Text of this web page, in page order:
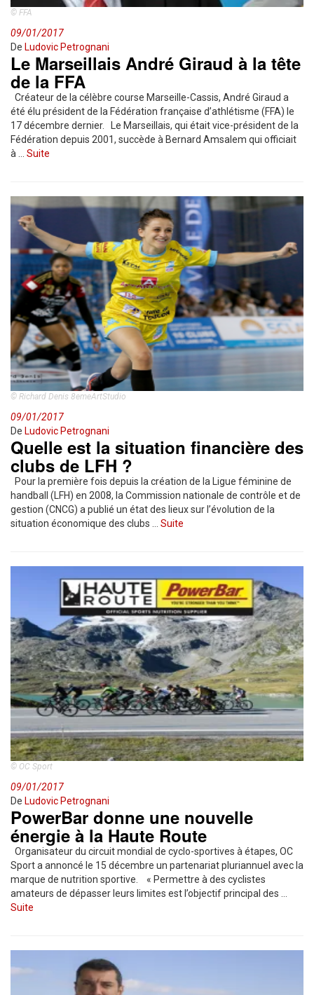
© FFA
09/01/2017
De Ludovic Petrognani
Le Marseillais André Giraud à la tête
de la FFA
Créateur de la célèbre course Marseille-Cassis, André Giraud a
été élu président de la Fédération française d’athlétisme (FFA) le
17 décembre dernier. Le Marseillais, qui était vice-président de la
Fédération depuis 2001, succède à Bernard Amsalem qui officiait
à … Suite
© Richard Denis 8emeArtStudio
09/01/2017
De Ludovic Petrognani
Quelle est la situation financière des
clubs de LFH ?
Pour la première fois depuis la création de la Ligue féminine de
handball (LFH) en 2008, la Commission nationale de contrôle et de
gestion (CNCG) a publié un état des lieux sur l’évolution de la
situation économique des clubs … Suite
© OC Sport
09/01/2017
De Ludovic Petrognani
PowerBar donne une nouvelle
énergie à la Haute Route
Organisateur du circuit mondial de cyclo-sportives à étapes, OC
Sport a annoncé le 15 décembre un partenariat pluriannuel avec la
marque de nutrition sportive. « Permettre à des cyclistes
amateurs de dépasser leurs limites est l’objectif principal des …
Suite